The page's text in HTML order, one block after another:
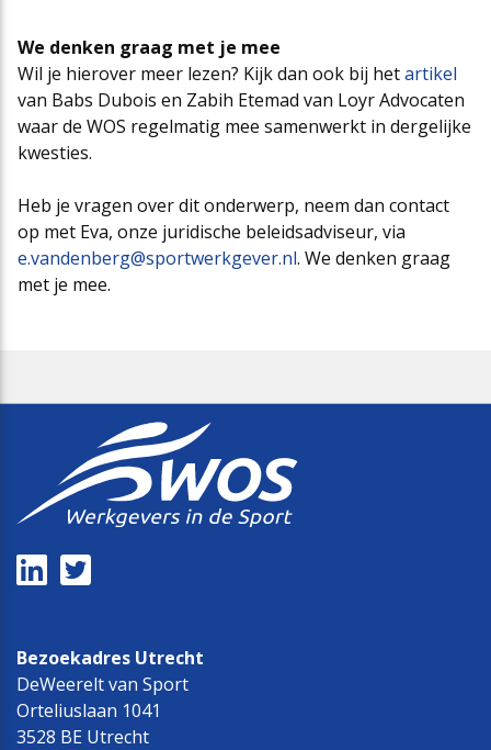
We denken graag met je mee
Wil je hierover meer lezen? Kijk dan ook bij hetartikel
van Babs Dubois en Zabih Etemad van Loyr Advocaten
waar de WOS regelmatig mee samenwerkt in dergelijke
kwesties.
Heb je vragen over dit onderwerp, neem dan contact
op met Eva, onze juridische beleidsadviseur, via
e.vandenberg@sportwerkgever.nl. We denken graag
met je mee.
Bezoekadres Utrecht
DeWeerelt van Sport
Orteliuslaan 1041
3528 BE Utrecht